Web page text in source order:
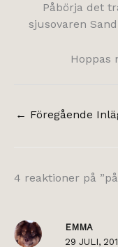
Påbörja det
sjusovaren
Hoppas
← Föregående
4 reaktioner på
EMMA
29 JULI,